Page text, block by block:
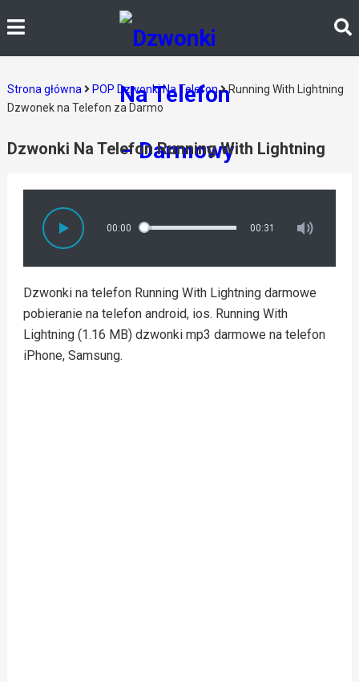
Strona główna POP Dzwonki Na Telefon
Running With Lightning
Dzwonek na Telefon za Darmo
Dzwonki Na Telefon Running With Lightning
00:00 00:31
Dzwonki na telefon Running With Lightning darmowe
pobieranie na telefon android, ios. Running With
Lightning (1.16 MB) dzwonki mp3 darmowe na telefon
iPhone, Samsung.